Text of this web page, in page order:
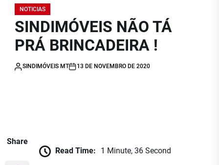
NOTICIAS
SINDIMÓVEIS NÃO TÁ
PRÁ BRINCADEIRA !
SINDIMÓVEIS MT 13 DE NOVEMBRO DE 2020
Share
Read Time:
1 Minute, 36 Second